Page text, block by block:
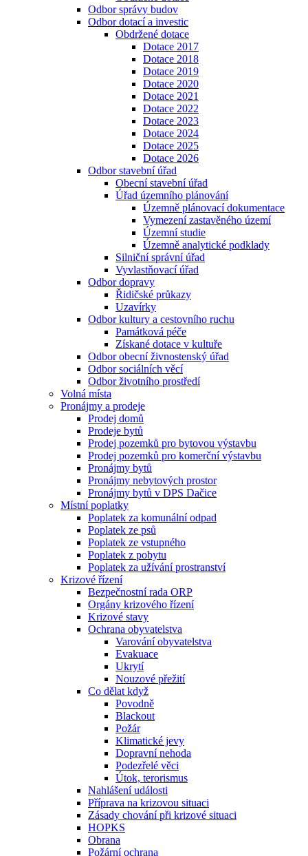
Odbor správy budov
Odbor dotací a investic
Obdržené dotace
Dotace 2017
Dotace 2018
Dotace 2019
Dotace 2020
Dotace 2021
Dotace 2022
Dotace 2023
Dotace 2024
Dotace 2025
Dotace 2026
Odbor stavební úřad
Obecní stavební úřad
Úřad územního plánování
Územně plánovací dokumentace
Vymezení zastavěného území
Územní studie
Územně analytické podklady
Silniční správní úřad
Vyvlastňovací úřad
Odbor dopravy
Řidičské průkazy
Uzavírky
Odbor kultury a cestovního ruchu
Památková péče
Získané dotace v kultuře
Odbor obecní živnostenský úřad
Odbor sociálních věcí
Odbor životního prostředí
Volná místa
Pronájmy a prodeje
Prodej domů
Prodeje bytů
Prodej pozemků pro bytovou výstavbu
Prodej pozemků pro komerční výstavbu
Pronájmy bytů
Pronájmy nebytových prostor
Pronájmy bytů v DPS Dačice
Místní poplatky
Poplatek za komunální odpad
Poplatek ze psů
Poplatek ze vstupného
Poplatek z pobytu
Poplatek za užívání prostranství
Krizové řízení
Bezpečnostní rada ORP
Orgány krizového řízení
Krizové stavy
Ochrana obyvatelstva
Varování obyvatelstva
Evakuace
Ukrytí
Nouzové přežití
Co dělat když
Povodně
Blackout
Požár
Klimatické jevy
Dopravní nehoda
Podezřelé věci
Útok, terorismus
Nahlášení události
Příprava na krizovou situaci
Zásady chování při krizové situaci
HOPKS
Obrana
Požární ochrana